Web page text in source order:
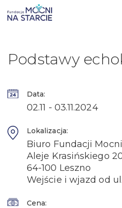
Podstawy
Data:
02.11 - 03.11.2024
Lokalizacja:
Biuro Fundacji
Aleje Krasińskiego
64-100 Leszno
Wejście i wjazd od
Cena: